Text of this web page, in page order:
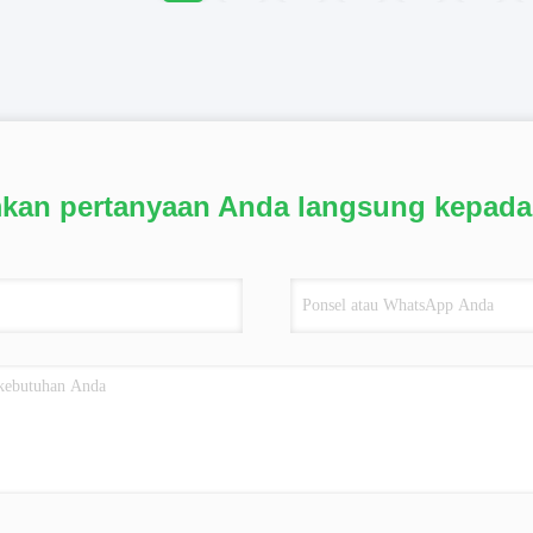
pertanyaan Anda langsung